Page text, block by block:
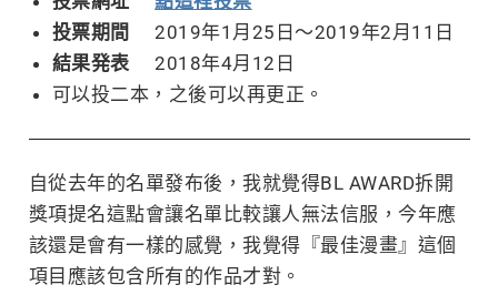
投票期間
2019年1月25日～2019年2月11日
結果発表
2018年4月12日
可以投二本，之後可以再更正。
自從去年的名單發布後，我就覺得BL AWARD拆開
獎項提名這點會讓名單比較讓人無法信服，今年應
該還是會有一樣的感覺，我覺得『最佳漫畫』這個
項目應該包含所有的作品才對。